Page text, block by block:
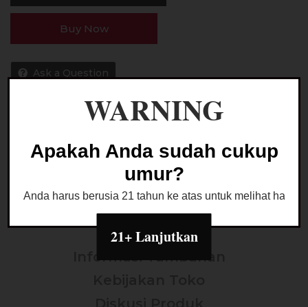
60ML
Buy Now
Ask a Question
Kategori:LIQUID FREEBASE
Deskripsi
Informasi Tambahan
WARNING
Apakah Anda sudah cukup
umur?
Anda harus berusia 21 tahun ke atas untuk melihat
21+ Lanjutkan